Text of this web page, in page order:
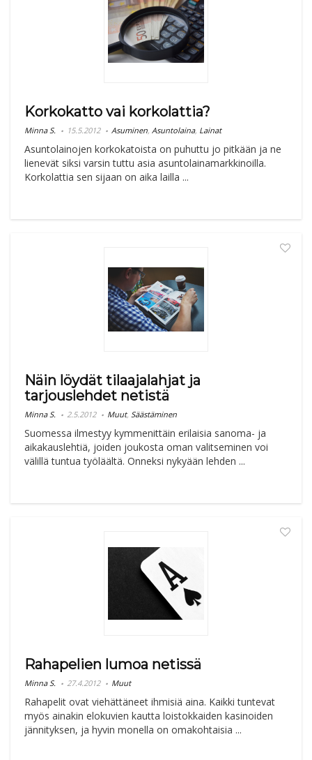
Korkokatto vai korkolattia?
Minna S. 15.5.2012 Asuminen, Asuntolaina, Lainat
Asuntolainojen korkokatoista on puhuttu jo pitkään ja ne
lienevät siksi varsin tuttu asia asuntolainamarkkinoilla.
Korkolattia sen sijaan on aika lailla ...
Näin löydät tilaajalahjat ja
tarjouslehdet netistä
Minna S. 2.5.2012 Muut, Säästäminen
Suomessa ilmestyy kymmenittäin erilaisia sanoma- ja
aikakauslehtiä, joiden joukosta oman valitseminen voi
välillä tuntua työläältä. Onneksi nykyään lehden ...
Rahapelien lumoa netissä
Minna S. 27.4.2012 Muut
Rahapelit ovat viehättäneet ihmisiä aina. Kaikki tuntevat
myös ainakin elokuvien kautta loistokkaiden kasinoiden
jännityksen, ja hyvin monella on omakohtaisia ...